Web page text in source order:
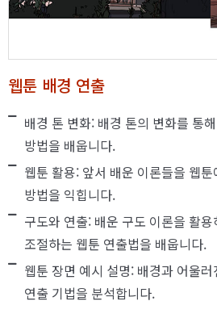
웹툰 배경 연출
배경 톤 변화: 배경 톤의 변화를 통
방법을 배웁니다.
웹툰 활용: 앞서 배운 이론들을 웹
방법을 익힙니다.
구도와 연출: 배운 구도 이론을 활
조절하는 웹툰 연출법을 배웁니다.
웹툰 장면 예시 설명: 배경과 어울
연출 기법을 분석합니다.